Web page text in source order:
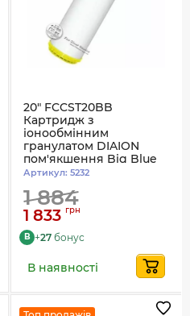
20" FCCST20BB
Картридж з
іонообмінним
гранулатом DIAION
пом'якшення Big Blue
Артикул: 5232
1 884
1 833 грн
B +27 бонус
В наявності